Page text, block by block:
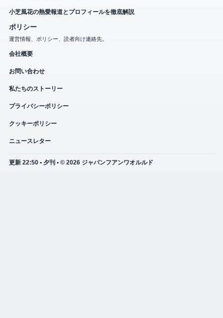
小芝風花の熱愛報道とプロフィールを徹底解説
ポリシー
運営情報、ポリシー、読者向け連絡先。
会社概要
お問い合わせ
私たちのストーリー
プライバシーポリシー
クッキーポリシー
ニュースレター
更新 22:50 • 夕刊 • © 2026 ジャパンフアンワオルルド